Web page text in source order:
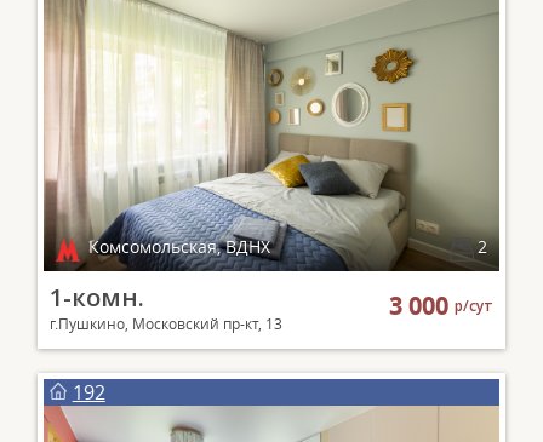
Комсомольская, ВДНХ 2
1-комн.
г.Пушкино, Московский пр-кт, 13
3 000р/сут
192